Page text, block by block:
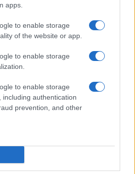
apps.
to enable storage
of the website or app.
to enable storage
to enable storage
including authentication
prevention, and other